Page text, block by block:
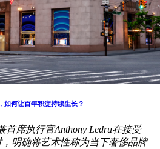
如何让百年积淀持续生长？
首席执行官Anthony Ledru在接受
，明确将艺术性称为当下奢侈品牌